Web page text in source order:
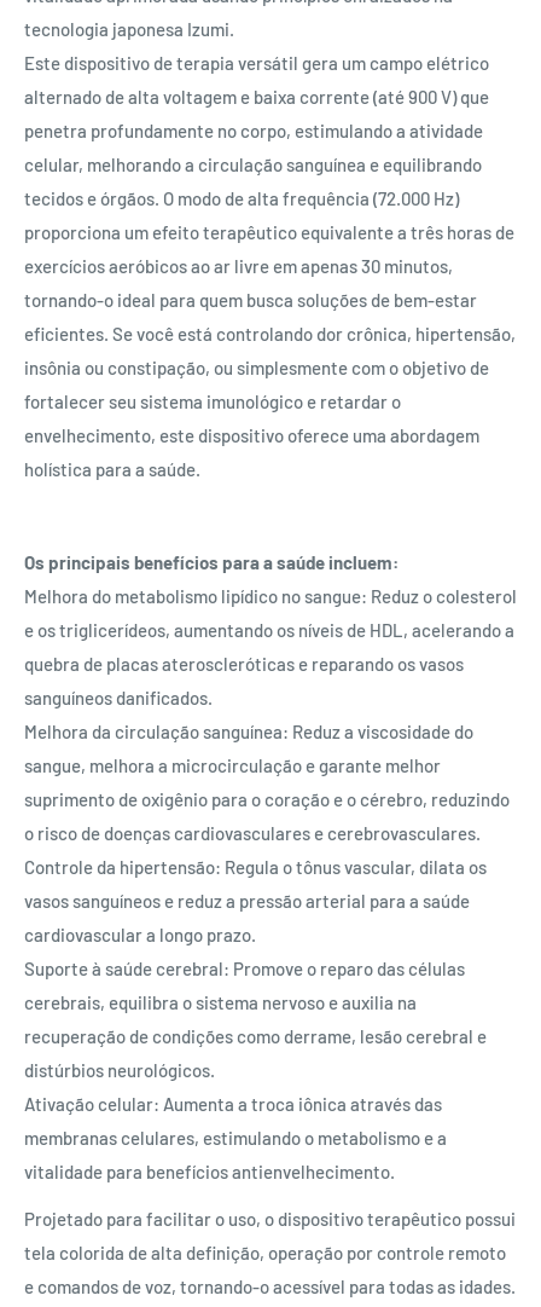
tecnologia japonesa Izumi.
Este dispositivo de terapia versátil gera um campo elétrico
alternado de alta voltagem e baixa corrente (até 900 V) que
penetra profundamente no corpo, estimulando a atividade
celular, melhorando a circulação sanguínea e equilibrando
tecidos e órgãos. O modo de alta frequência (72.000 Hz)
proporciona um efeito terapêutico equivalente a três horas de
exercícios aeróbicos ao ar livre em apenas 30 minutos,
tornando-o ideal para quem busca soluções de bem-estar
eficientes. Se você está controlando dor crônica, hipertensão,
insônia ou constipação, ou simplesmente com o objetivo de
fortalecer seu sistema imunológico e retardar o
envelhecimento, este dispositivo oferece uma abordagem
holística para a saúde.
Os principais benefícios para a saúde incluem:
Melhora do metabolismo lipídico no sangue: Reduz o colesterol
e os triglicerídeos, aumentando os níveis de HDL, acelerando a
quebra de placas ateroscleróticas e reparando os vasos
sanguíneos danificados.
Melhora da circulação sanguínea: Reduz a viscosidade do
sangue, melhora a microcirculação e garante melhor
suprimento de oxigênio para o coração e o cérebro, reduzindo
o risco de doenças cardiovasculares e cerebrovasculares.
Controle da hipertensão: Regula o tônus ​​vascular, dilata os
vasos sanguíneos e reduz a pressão arterial para a saúde
cardiovascular a longo prazo.
Suporte à saúde cerebral: Promove o reparo das células
cerebrais, equilibra o sistema nervoso e auxilia na
recuperação de condições como derrame, lesão cerebral e
distúrbios neurológicos.
Ativação celular: Aumenta a troca iônica através das
membranas celulares, estimulando o metabolismo e a
vitalidade para benefícios antienvelhecimento.
Projetado para facilitar o uso, o dispositivo terapêutico possui
tela colorida de alta definição, operação por controle remoto
e comandos de voz, tornando-o acessível para todas as idades.